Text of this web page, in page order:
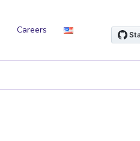
Careers